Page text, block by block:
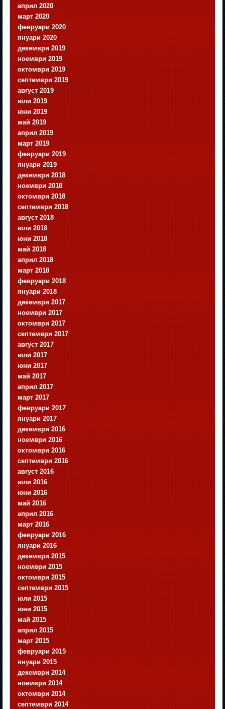
април 2020
март 2020
февруари 2020
януари 2020
декември 2019
ноември 2019
октомври 2019
септември 2019
август 2019
юли 2019
юни 2019
май 2019
април 2019
март 2019
февруари 2019
януари 2019
декември 2018
ноември 2018
октомври 2018
септември 2018
август 2018
юли 2018
юни 2018
май 2018
април 2018
март 2018
февруари 2018
януари 2018
декември 2017
ноември 2017
октомври 2017
септември 2017
август 2017
юли 2017
юни 2017
май 2017
април 2017
март 2017
февруари 2017
януари 2017
декември 2016
ноември 2016
октомври 2016
септември 2016
август 2016
юли 2016
юни 2016
май 2016
април 2016
март 2016
февруари 2016
януари 2016
декември 2015
ноември 2015
октомври 2015
септември 2015
юли 2015
юни 2015
май 2015
април 2015
март 2015
февруари 2015
януари 2015
декември 2014
ноември 2014
октомври 2014
септември 2014